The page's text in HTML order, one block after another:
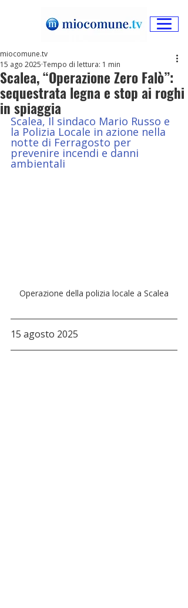
Scalea, “Operazione Zero Falò”:
sequestrata legna e stop ai roghi
in spiaggia
miocomune.tv
15 ago 2025 Tempo di lettura: 1 min
Scalea, Il sindaco Mario Russo e
la Polizia Locale in azione nella
notte di Ferragosto per
prevenire incendi e danni
ambientali
Operazione della polizia locale a Scalea
15 agosto 2025